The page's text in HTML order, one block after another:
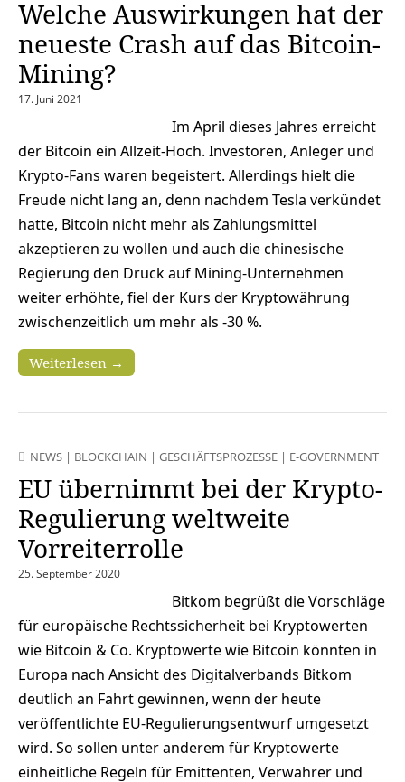
Welche Auswirkungen hat der
neueste Crash auf das Bitcoin-
Mining?
17. Juni 2021
Im April dieses Jahres erreicht
der Bitcoin ein Allzeit-Hoch. Investoren, Anleger und
Krypto-Fans waren begeistert. Allerdings hielt die
Freude nicht lang an, denn nachdem Tesla verkündet
hatte, Bitcoin nicht mehr als Zahlungsmittel
akzeptieren zu wollen und auch die chinesische
Regierung den Druck auf Mining-Unternehmen
weiter erhöhte, fiel der Kurs der Kryptowährung
zwischenzeitlich um mehr als -30 %.
Weiterlesen →
NEWS | BLOCKCHAIN | GESCHÄFTSPROZESSE | E-GOVERNMENT
EU übernimmt bei der Krypto-
Regulierung weltweite
Vorreiterrolle
25. September 2020
Bitkom begrüßt die Vorschläge
für europäische Rechtssicherheit bei Kryptowerten
wie Bitcoin & Co. Kryptowerte wie Bitcoin könnten in
Europa nach Ansicht des Digitalverbands Bitkom
deutlich an Fahrt gewinnen, wenn der heute
veröffentlichte EU-Regulierungsentwurf umgesetzt
wird. So sollen unter anderem für Kryptowerte
einheitliche Regeln für Emittenten, Verwahrer und